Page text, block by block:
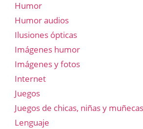
Humor
Humor audios
Ilusiones ópticas
Imágenes humor
Imágenes y fotos
Internet
Juegos
Juegos de chicas, niñas y muñecas
Lenguaje